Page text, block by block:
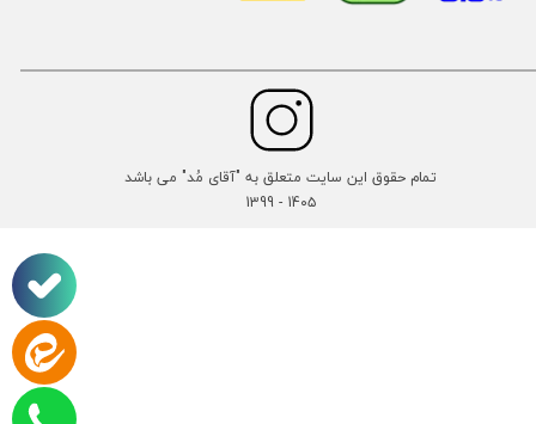
تمام حقوق این سایت متعلق به "آقای مُد" می باشد
14۰۵ - 1399